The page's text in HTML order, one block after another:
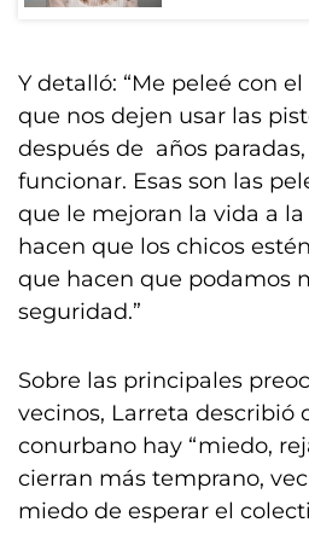
Y detalló: “Me peleé con
que nos dejen usar las
después de años
funcionar. Esas son las
que le mejoran la vida a
hacen que los chicos
que hacen que podamos
seguridad.”
Sobre las principales
vecinos, Larreta describió
conurbano hay “miedo,
cierran más temprano,
miedo de esperar el